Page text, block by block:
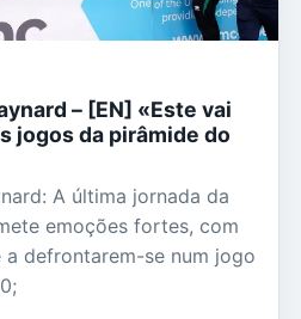
– [EN] «Este vai
jogos da pirâmide do
A última jornada da
emoções fortes, com
defrontarem-se num jogo